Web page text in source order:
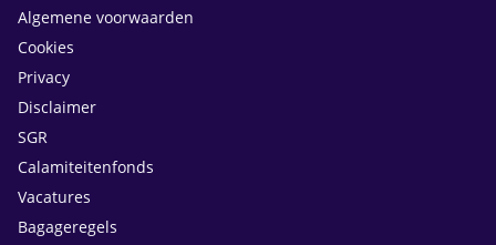
Algemene voorwaarden
Cookies
Privacy
Disclaimer
SGR
Calamiteitenfonds
Vacatures
Bagageregels